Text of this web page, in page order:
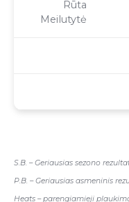
Rūta
Meilutytė
S.B. – Geriausias sezono
P.B. – Geriausias asmeninis
Heats – parengiamieji